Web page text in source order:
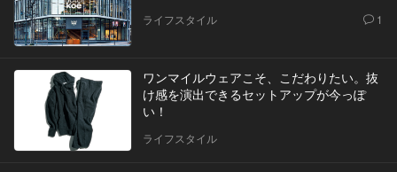
ライフスタイル 1
ワンマイルウェアこそ、こだわりたい。抜
け感を演出できるセットアップが今っぽ
い！
ライフスタイル